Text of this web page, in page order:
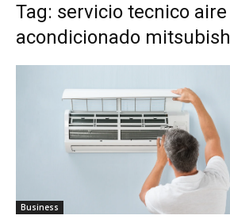
Bizz
Seo
Tag: servicio tecnico aire
acondicionado
Business